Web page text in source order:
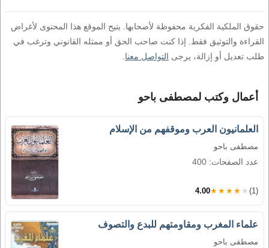
حقوق الملكية الفكرية محفوظة لأصحابها. يتيح الموقع هذا المحتوى لأغراض
القراءة والتوثيق فقط. إذا كنت صاحب الحق أو ممثله القانوني وترغب في
طلب تعديل أو إزالة، يرجى التواصل معنا
أعمال وكتب لمصطفى باحو
العلمانيون العرب وموقفهم من الإسلام
مصطفى باحو
عدد الصفحات: 400
4.00★★★★★ (1)
علماء المغرب ومقاومتهم للبدع والتصوف
مصطفى باحو